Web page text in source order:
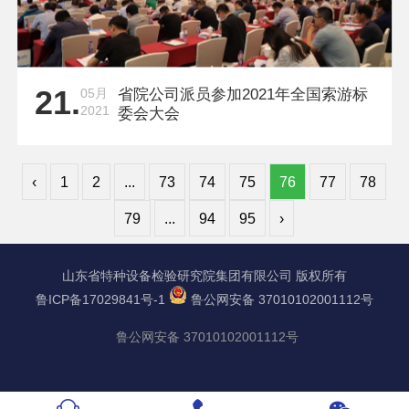
21.05月
2021
省院公司派员参加2021年全国索游标
委会大会
‹ 1 2 ... 73 74 75 76 77 78
79 ... 94 95 ›
山东省特种设备检验研究院集团有限公司 版权所有
鲁ICP备17029841号-1
鲁公网安备 37010102001112号
鲁公网安备 37010102001112号